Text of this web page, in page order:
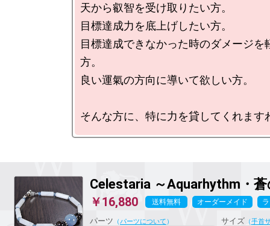
天から叡智を受け取りたい方。
目標達成力を底上げしたい方。
目標達成できなかった時のダメージを
方。
良い運氣の方向に導いて欲しい方。
Celestaria ～Aquarhythm・
￥16,880 送料無料 オーダーメイド
パーツ （ パーツについて ） サイズ （手首